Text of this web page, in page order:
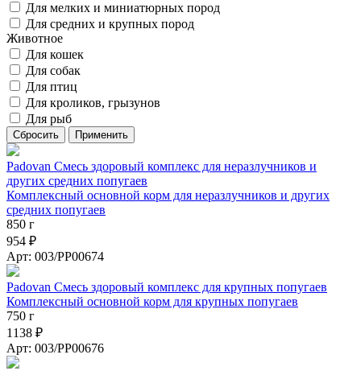
Для мелких и миниатюрных пород
Для средних и крупных пород
Животное
Для кошек
Для собак
Для птиц
Для кроликов, грызунов
Для рыб
Padovan Смесь здоровый комплекс для неразлучников и
других средних попугаев
Комплексный основной корм для неразлучников и других
средних попугаев
850 г
954 ₽
Арт: 003/PP00674
Padovan Смесь здоровый комплекс для крупных попугаев
Комплексный основной корм для крупных попугаев
750 г
1138 ₽
Арт: 003/PP00676